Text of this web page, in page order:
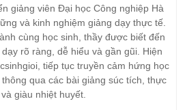
giảng viên Đại học Công nghiệp Hà
và kinh nghiệm giảng dạy thực tế.
cùng học sinh, thầy được biết đến
rõ ràng, dễ hiểu và gần gũi. Hiện
tiếp tục truyền cảm hứng học
qua các bài giảng súc tích, thực
giàu nhiệt huyết.